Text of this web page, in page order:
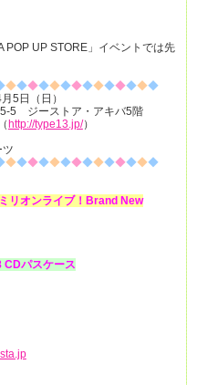
POP UP STORE」イベントでは先
◆◆◆◆◆◆◆◆◆◆◆◆◆◆
5日（日）
5 ジーストア・アキバ5階
http://type13.jp/）
ツ
◆◆◆◆◆◆◆◆◆◆◆◆◆◆
リオンライブ！Brand New
CDパスケース